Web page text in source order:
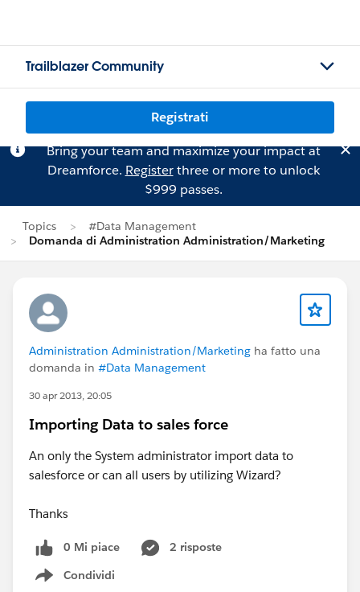
Trailblazer Community
Registrati
Bring your team and maximize your impact at
Dreamforce. Registerthree or more to unlock
$999 passes.
Topics
#Data Management
Domanda di Administration Administration/Marketing
Administration Administration/Marketing ha fatto una
domanda in #Data Management
30 apr 2013, 20:05
Importing Data to sales force
An only the System administrator import data to
salesforce or can all users by utilizing Wizard?
Thanks
0 Mi piace
2 risposte
Condividi
Show menu